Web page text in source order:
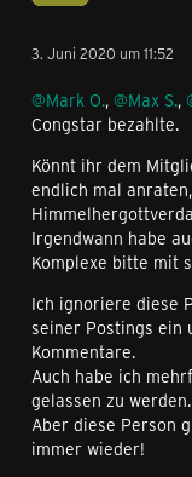
3. Juni 2020 um 11:52
@Mark O., @Max S.,
Congstar bezahlte.
Könnt ihr dem
endlich mal
Irgendwann habe
Komplexe bitte mit
Ich ignoriere diese
seiner Postings ein
Kommentare.
Auch habe ich
gelassen zu werden.
Aber diese Person
immer wieder!